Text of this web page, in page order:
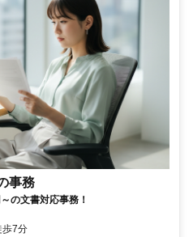
事務
の文書対応事務！
徒歩7分